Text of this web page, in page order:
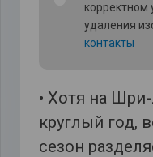
корректном
удаления
контакты
• Хотя на
круглый год,
сезон